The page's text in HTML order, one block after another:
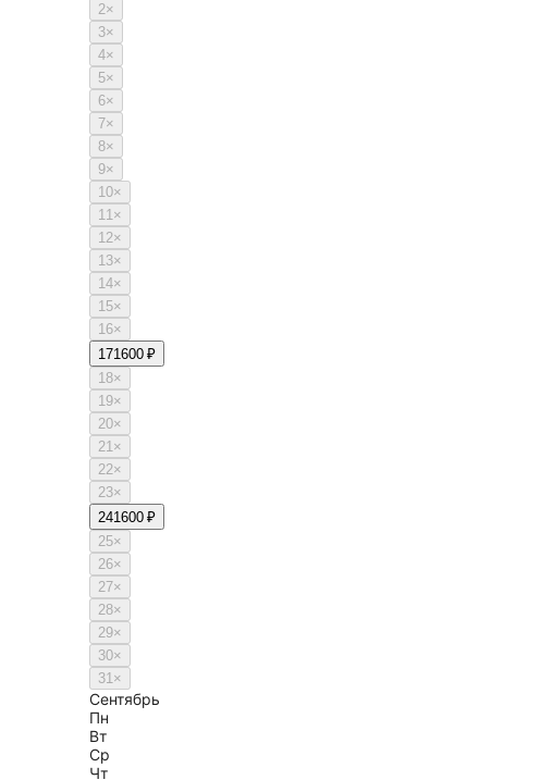
2×
3×
4×
5×
6×
7×
8×
9×
10×
11×
12×
13×
14×
15×
16×
171600 ₽
18×
19×
20×
21×
22×
23×
241600 ₽
25×
26×
27×
28×
29×
30×
31×
Сентябрь
Пн
Вт
Ср
Чт